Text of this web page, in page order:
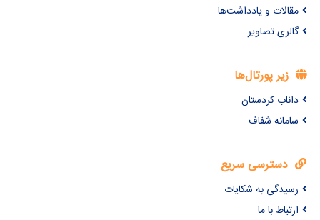
مقالات و یادداشت‌ها
گالری تصاویر
زیر پورتال‌ها
داناب کردستان
سامانه شفاف
دسترسی سریع
رسیدگی به شکایات
ارتباط با ما